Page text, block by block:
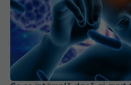
Ce se întâmplă dacă ai avut
dură cu AVC și Parkinson